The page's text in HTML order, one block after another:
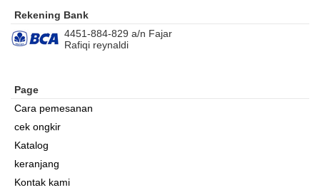
Rekening Bank
4451-884-829 a/n Fajar
Rafiqi reynaldi
Page
Cara pemesanan
cek ongkir
Katalog
keranjang
Kontak kami